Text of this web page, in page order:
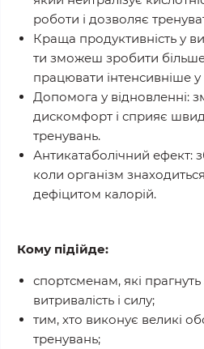
роботи і дозволяє
Краща продуктивність у
ти зможеш зробити
працювати інтенсивніше
Допомога у відновленні:
дискомфорт і сприяє
тренувань.
Антикатаболічний ефект:
коли організм
дефіцитом калорій.
Кому підійде:
спортсменам, які
витривалість і силу;
тим, хто виконує великі
тренувань;